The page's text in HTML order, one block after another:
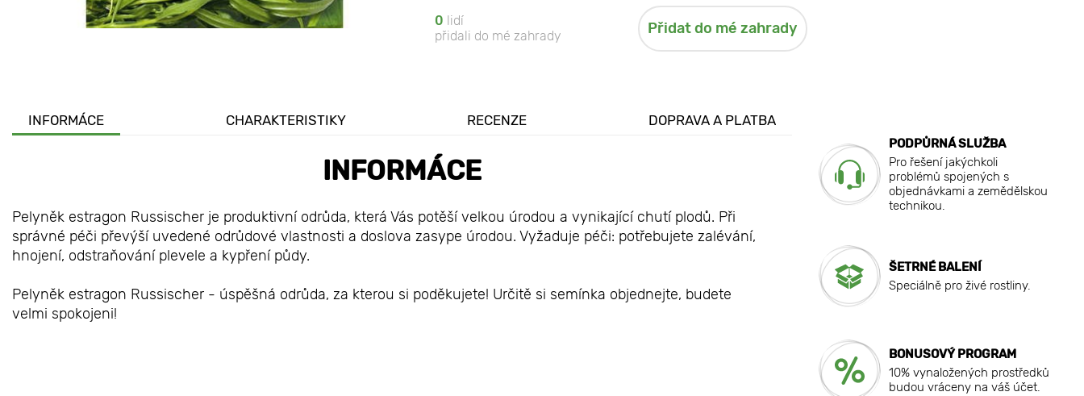
0 lidí
přidali do mé zahrady
Přidat do mé zahrady
INFORMÁCE CHARAKTERISTIKY RECENZE DOPRAVA A PLATBA
INFORMÁCE
Pelyněk estragon Russischer je produktivní odrůda, která Vás potěší velkou úrodou a vynikající chutí plodů. Při
správné péči převýší uvedené odrůdové vlastnosti a doslova zasype úrodou. Vyžaduje péči: potřebujete zalévání,
hnojení, odstraňování plevele a kypření půdy.
Pelyněk estragon Russischer - úspěšná odrůda, za kterou si poděkujete! Určitě si semínka objednejte, budete
velmi spokojeni!
PODPŮRNÁ SLUŽBA
Pro řešení jakýchkoli
problémů spojených s
objednávkami a zemědělskou
technikou.
ŠETRNÉ BALENÍ
Speciálně pro živé rostliny.
BONUSOVÝ PROGRAM
10% vynaložených prostředků
budou vráceny na váš účet.